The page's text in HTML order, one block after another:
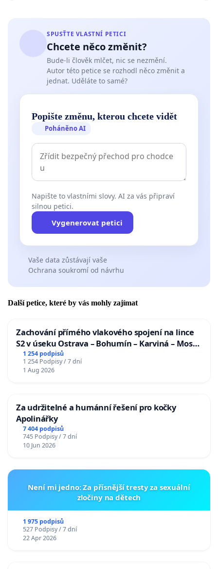
SPUSŤTE VLASTNÍ PETICI
Chcete něco změnit?
Bude-li člověk mlčet, nic se nezmění.
Autor této petice se rozhodl něco změnit a
jednat. Uděláte to samé?
Popište změnu, kterou chcete vidět
Poháněno AI
Napište to vlastními slovy. AI za vás připraví
silnou petici.
Vygenerovat petici
Vaše data zůstávají vaše
Ochrana soukromí od návrhu
Další petice, které by vás mohly zajímat
Zachování přímého vlakového spojení na lince
S2 v úseku Ostrava – Bohumín – Karviná – Mosty
u Jablunkova
1 254 podpisů
1 254 Podpisy / 7 dní
1 Aug 2026
Za udržitelné a humánní řešení pro kočky
Apolinářky
7 404 podpisů
745 Podpisy / 7 dní
10 Jun 2026
Není mi jedno: Za přísnější tresty za sexuální
zločiny na dětech
1 975 podpisů
527 Podpisy / 7 dní
22 Apr 2026